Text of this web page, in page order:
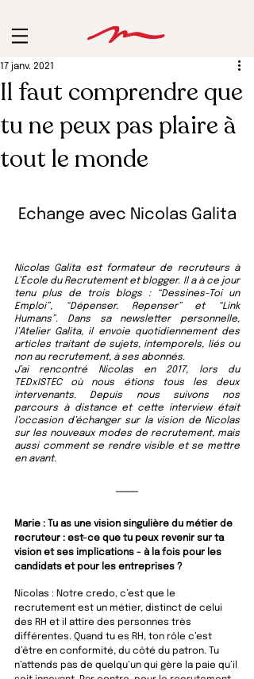
Il faut comprendre que
tu ne peux pas plaire à
tout le monde
17 janv. 2021
Echange avec Nicolas Galita
Nicolas Galita est formateur de recruteurs à
L’École du Recrutement et blogger. Il a à ce jour
tenu plus de trois blogs : “Dessines-Toi un
Emploi”, “Dépenser. Repenser” et “Link
Humans”. Dans sa newsletter personnelle,
l’Atelier Galita, il envoie quotidiennement des
articles traitant de sujets, intemporels, liés ou
non au recrutement, à ses abonnés.
J’ai rencontré Nicolas en 2017, lors du
TEDxISTEC où nous étions tous les deux
intervenants. Depuis nous suivons nos
parcours à distance et cette interview était
l’occasion d’échanger sur la vision de Nicolas
sur les nouveaux modes de recrutement, mais
aussi comment se rendre visible et se mettre
en avant.
Marie : Tu as une vision singulière du métier de
recruteur : est-ce que tu peux revenir sur ta
vision et ses implications - à la fois pour les
candidats et pour les entreprises ?
Nicolas : Notre credo, c’est que le
recrutement est un métier, distinct de celui
des RH et il attire des personnes très
différentes. Quand tu es RH, ton rôle c’est
d’être en conformité, du côté du patron. Tu
n’attends pas de quelqu’un qui gère la paie qu’il